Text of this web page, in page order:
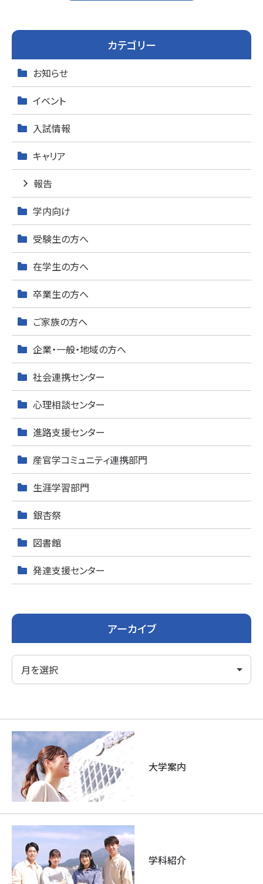
カテゴリー
お知らせ
イベント
入試情報
キャリア
報告
学内向け
受験生の方へ
在学生の方へ
卒業生の方へ
ご家族の方へ
企業・一般・地域の方へ
社会連携センター
心理相談センター
進路支援センター
産官学コミュニティ連携部門
生涯学習部門
銀杏祭
図書館
発達支援センター
アーカイブ
大学案内
学科紹介